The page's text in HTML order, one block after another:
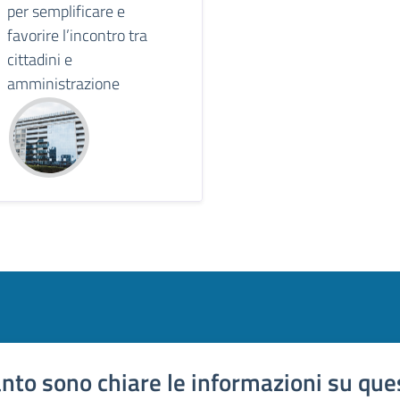
per semplificare e
favorire l’incontro tra
cittadini e
amministrazione
sono chiare le informazioni su